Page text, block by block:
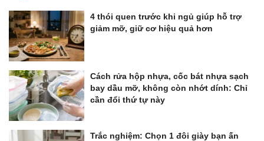
4 thói quen trước khi ngủ giúp hỗ trợ
giảm mỡ, giữ cơ hiệu quả hơn
Cách rửa hộp nhựa, cốc bát nhựa sạch
bay dầu mỡ, không còn nhớt dính: Chỉ
cần đổi thứ tự này
Trắc nghiệm: Chọn 1 đôi giày bạn ấn